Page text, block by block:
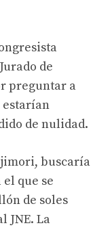
de
preguntar a
estarían
de nulidad.
, buscaría
que se
de soles
JNE. La